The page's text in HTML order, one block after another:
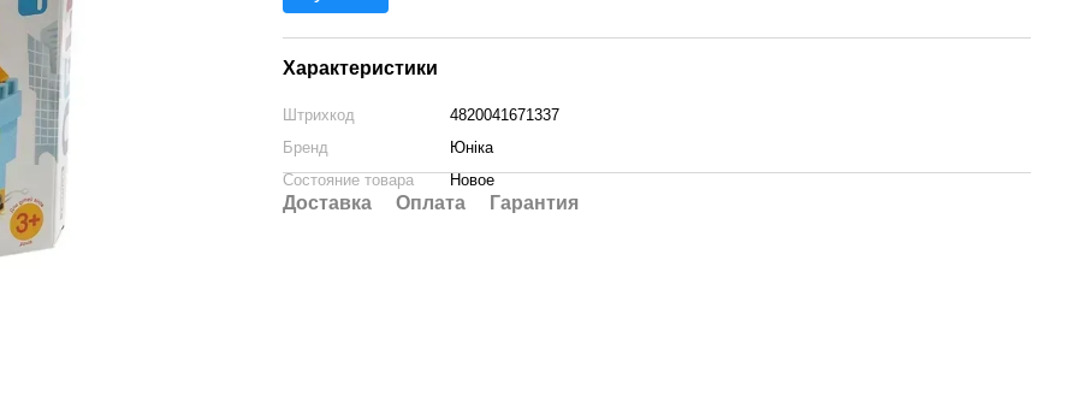
Характеристики
Штрихкод
4820041671337
Бренд
Юніка
Состояние товара
Новое
Доставка Оплата Гарантия